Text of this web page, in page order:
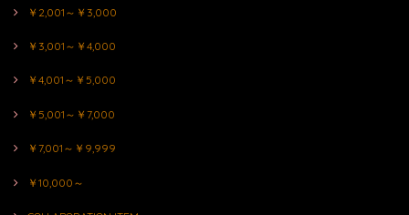
￥2,001～￥3,000
￥3,001～￥4,000
￥4,001～￥5,000
￥5,001～￥7,000
￥7,001～￥9,999
￥10,000～